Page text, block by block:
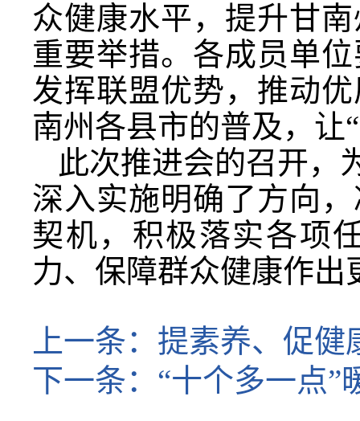
众健康水平，提升甘
重要举措。各成员单
发挥联盟优势，推动
南州各县市的普及，让
此次推进会的召开，
深入实施明确了方向
契机，积极落实各项
力、保障群众健康作出
上一条： 提素养、促健
下一条： “十个多一点”